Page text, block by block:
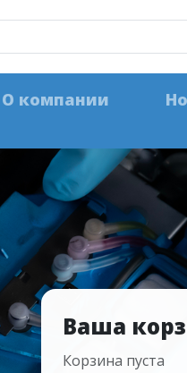
О компании
Ваша
Корзина пуста